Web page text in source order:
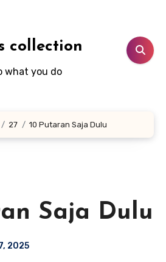
collection
what you do
27 10 Putaran Saja Dulu
Saja Dulu
2025